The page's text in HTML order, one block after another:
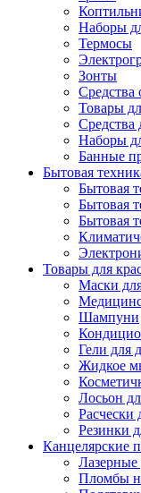
Наборы
Термосы
Зонты
Средства
Товары
Средства
Наборы
Банные
Бытовая
Бытовая
Бытовая
Бытовая
Товары для
Маски
Шампуни
Гели для
Жидкое
Лосьон
Расчески
Резинки
Канцелярские
Лазерные
Пломбы